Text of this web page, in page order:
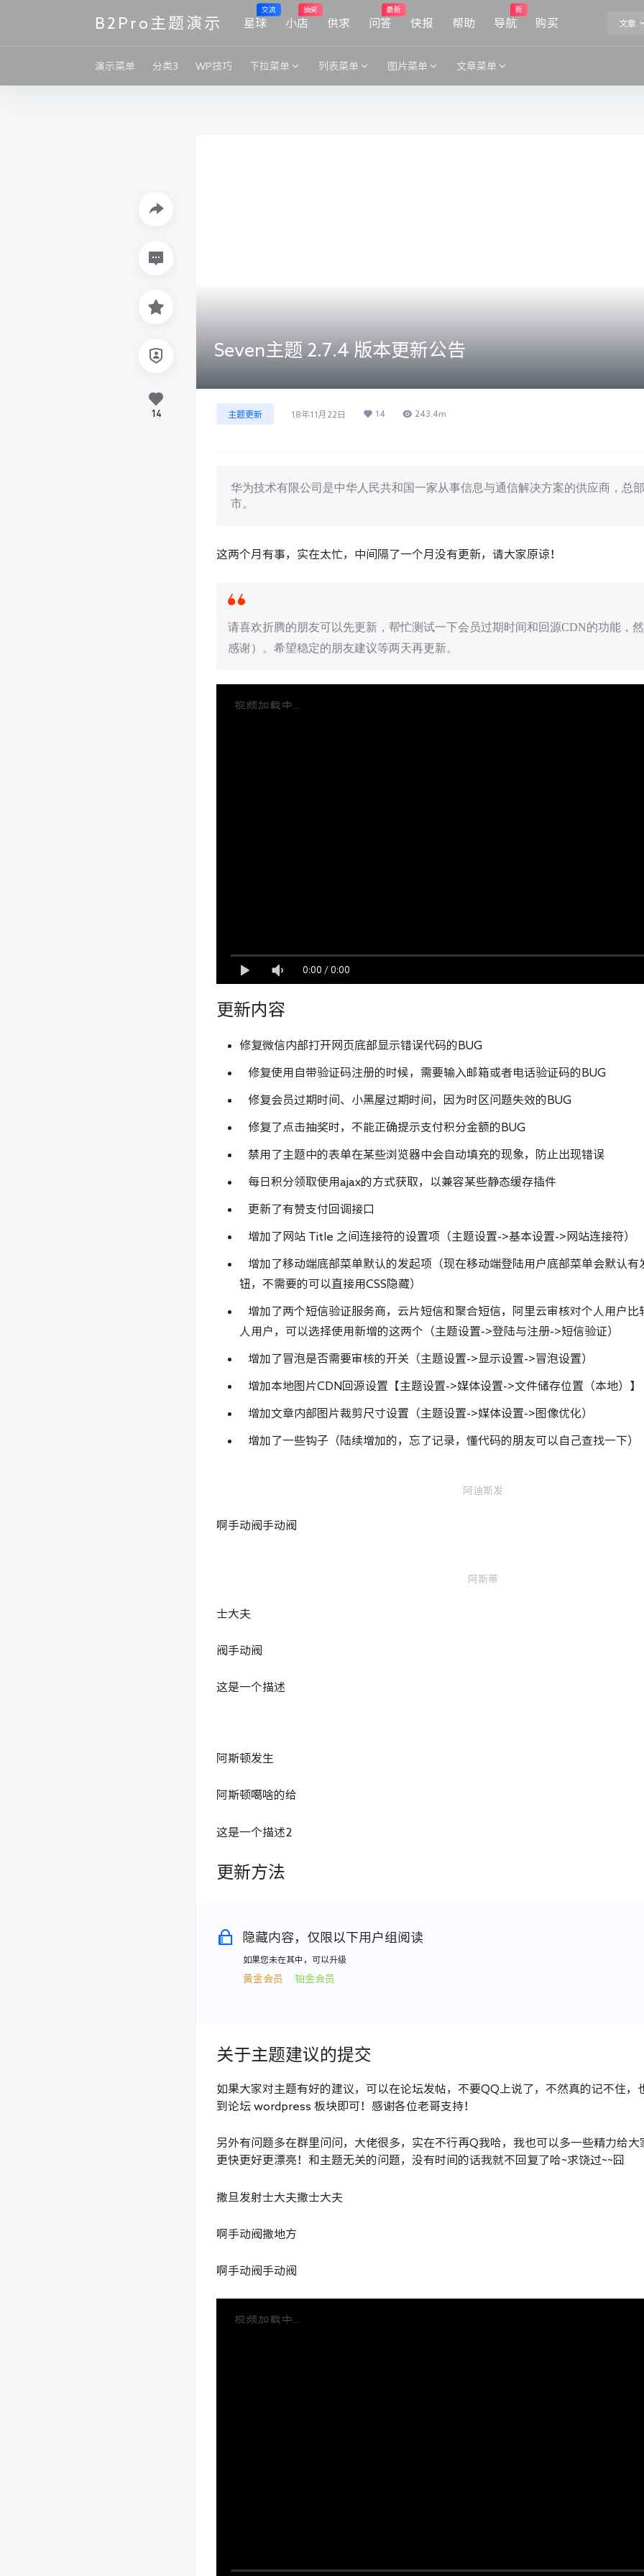
B2Pro主题演示 星球
交流
小店
抽奖
供求 问答
最新
快报 帮助 导航
新
购买 文章
演示菜单 分类3 WP技巧 下拉菜单 列表菜单 图片菜单 文章菜单
Seven主题 2.7.4 版本更新公告
主题更新 18年11月22日 14 243.4m
华为技术有限公司是中华人民共和国一家从事信息与通信解决方案的供应商，总部
市。
这两个月有事，实在太忙，中间隔了一个月没有更新，请大家原谅！
请喜欢折腾的朋友可以先更新，帮忙测试一下会员过期时间和回源CDN的功能，
感谢）。希望稳定的朋友建议等两天再更新。
0:00 / 0:00
更新内容
修复微信内部打开网页底部显示错误代码的BUG
修复使用自带验证码注册的时候，需要输入邮箱或者电话验证码的BUG
修复会员过期时间、小黑屋过期时间，因为时区问题失效的BUG
修复了点击抽奖时，不能正确提示支付积分金额的BUG
禁用了主题中的表单在某些浏览器中会自动填充的现象，防止出现错误
每日积分领取使用ajax的方式获取，以兼容某些静态缓存插件
更新了有赞支付回调接口
增加了网站 Title 之间连接符的设置项（主题设置->基本设置->网站连接符）
增加了移动端底部菜单默认的发起项（现在移动端登陆用户底部菜单会默认有
钮，不需要的可以直接用CSS隐藏）
增加了两个短信验证服务商，云片短信和聚合短信，阿里云审核对个人用户比
人用户，可以选择使用新增的这两个（主题设置->登陆与注册->短信验证）
增加了冒泡是否需要审核的开关（主题设置->显示设置->冒泡设置）
增加本地图片CDN回源设置【主题设置->媒体设置->文件储存位置（本地）】
增加文章内部图片裁剪尺寸设置（主题设置->媒体设置->图像优化）
增加了一些钩子（陆续增加的，忘了记录，懂代码的朋友可以自己查找一下）
阿迪斯发
啊手动阀手动阀
阿斯蒂
士大夫
阀手动阀
这是一个描述
阿斯顿发生
阿斯顿噶啥的给
这是一个描述2
更新方法
隐藏内容，仅限以下用户组阅读
如果您未在其中，可以升级
黄金会员 铂金会员
关于主题建议的提交
如果大家对主题有好的建议，可以在论坛发帖，不要QQ上说了，不然真的记不住，
到论坛 wordpress 板块即可！感谢各位老哥支持！
另外有问题多在群里问问，大佬很多，实在不行再Q我哈，我也可以多一些精力给大
更快更好更漂亮！和主题无关的问题，没有时间的话我就不回复了哈~求饶过~~囧
撒旦发射士大夫撒士大夫
啊手动阀撒地方
啊手动阀手动阀
14